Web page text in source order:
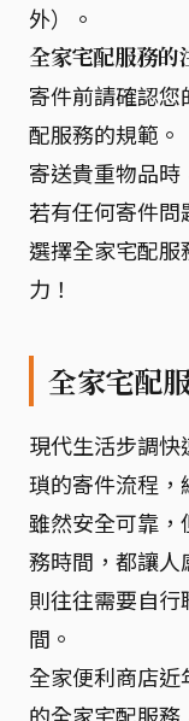
外）。
全家宅配服務的
寄件前請確認
配服務的規範。
寄送貴重物品時
若有任何寄件問
選擇全家宅配
力！
全家宅配
現代生活步調
瑣的寄件流程
雖然安全可靠
務時間，都讓人
則往往需要自
間。
全家便利商店